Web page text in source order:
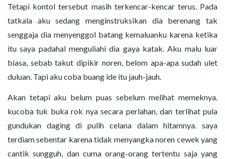
Tetapi kontol tersebut masih terkencar-kencar terus. Pada
tatkala aku sedang menginstruksikan dia berenang tak
senggaja dia menyenggol batang kemaluanku karena ketika
itu saya padahal menguliahi dia gaya katak. Aku malu luar
biasa, sebab takut dipikir noren, belom apa-apa sudah ulet
duluan. Tapi aku coba buang ide itu jauh-jauh.
Akan tetapi aku belum puas sebelum melihat memeknya.
kucoba tuk buka rok nya secara perlahan, dan terlihat pula
gundukan daging di pulih celana dalam hitamnya. saya
terdiam sebentar karena tidak menyangka noren cewek yang
cantik sungguh, dan cuma orang-orang tertentu saja yang